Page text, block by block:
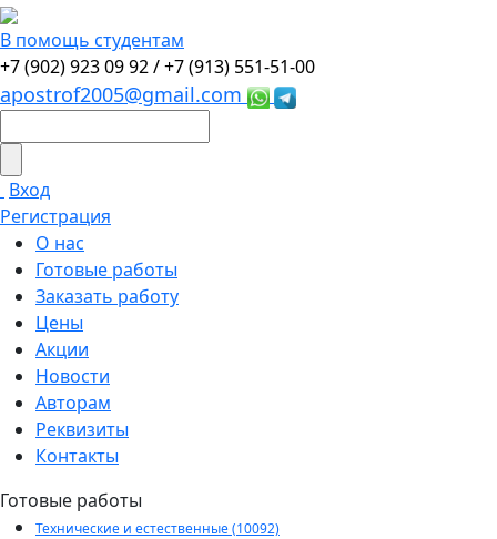
В помощь студентам
+7 (902) 923 09 92 /+7 (913) 551-51-00
apostrof2005@gmail.com
Вход
Регистрация
О нас
Готовые работы
Заказать работу
Цены
Акции
Новости
Авторам
Реквизиты
Контакты
Готовые работы
Технические и естественные (10092)